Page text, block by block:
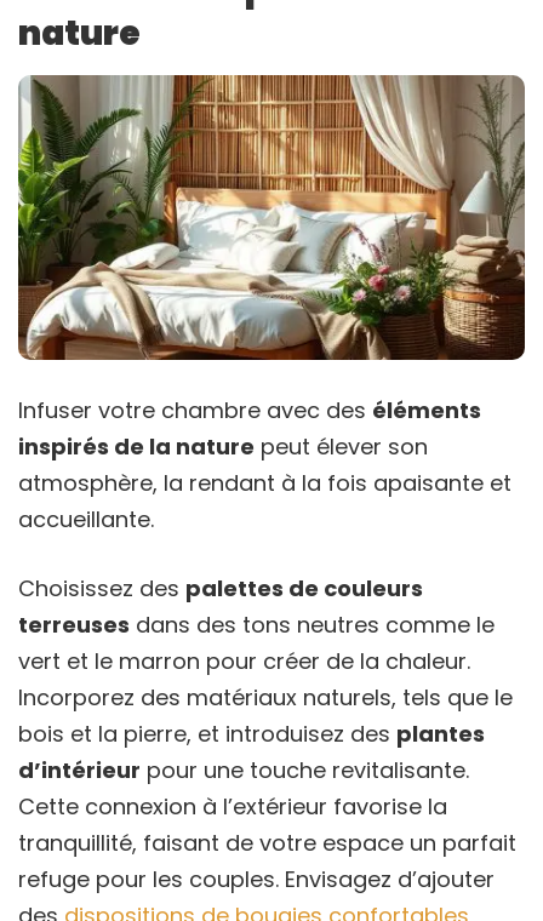
nature
Infuser votre chambre avec des éléments
inspirés de la nature peut élever son
atmosphère, la rendant à la fois apaisante et
accueillante.
Choisissez des palettes de couleurs
terreuses dans des tons neutres comme le
vert et le marron pour créer de la chaleur.
Incorporez des matériaux naturels, tels que le
bois et la pierre, et introduisez des plantes
d’intérieur pour une touche revitalisante.
Cette connexion à l’extérieur favorise la
tranquillité, faisant de votre espace un parfait
refuge pour les couples. Envisagez d’ajouter